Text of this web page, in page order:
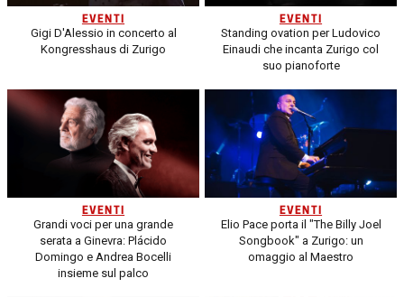
EVENTI
Gigi D'Alessio in concerto al
Kongresshaus di Zurigo
EVENTI
Standing ovation per Ludovico
Einaudi che incanta Zurigo col
suo pianoforte
EVENTI
Grandi voci per una grande
serata a Ginevra: Plácido
Domingo e Andrea Bocelli
insieme sul palco
EVENTI
Elio Pace porta il "The Billy Joel
Songbook" a Zurigo: un
omaggio al Maestro